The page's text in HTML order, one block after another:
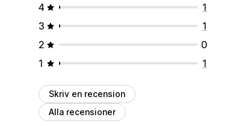
4
1
3
1
2
0
1
1
Skriv en recension
Alla recensioner